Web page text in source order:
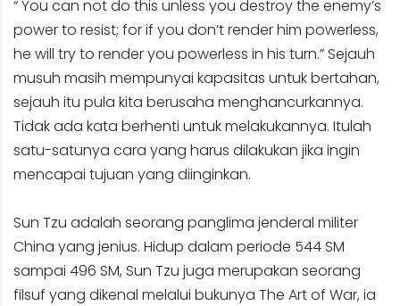
“ You can not do this unless you destroy the enemy’s
power to resist; for if you don’t render him powerless,
he will try to render you powerless in his turn.” Sejauh
musuh masih mempunyai kapasitas untuk bertahan,
sejauh itu pula kita berusaha menghancurkannya.
Tidak ada kata berhenti untuk melakukannya. Itulah
satu-satunya cara yang harus dilakukan jika ingin
mencapai tujuan yang diinginkan.
Sun Tzu adalah seorang panglima jenderal militer
China yang jenius. Hidup dalam periode 544 SM
sampai 496 SM, Sun Tzu juga merupakan seorang
filsuf yang dikenal melalui bukunya The Art of War, ia